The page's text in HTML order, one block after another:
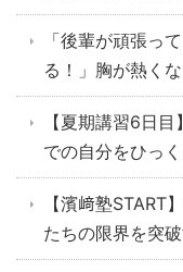
「後輩が頑張っ
る！」胸が熱く
【夏期講習6日
での自分をひっ
【濱﨑塾START
たちの限界を突